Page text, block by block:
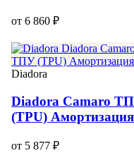
от 6 860 ₽
Diadora
Diadora Camaro
(TPU) Амортизация
от 5 877 ₽